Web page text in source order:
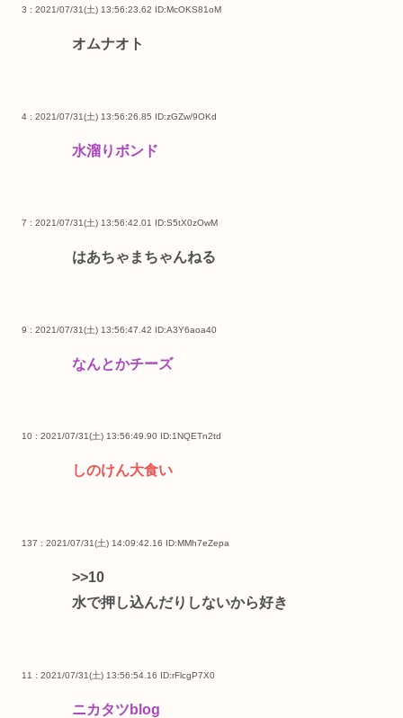
3 : 2021/07/31(土) 13:56:23.62 ID:McOKS81oM
オムナオト
4 : 2021/07/31(土) 13:56:26.85 ID:zGZw/9OKd
水溜りボンド
7 : 2021/07/31(土) 13:56:42.01 ID:S5tX0zOwM
はあちゃまちゃんねる
9 : 2021/07/31(土) 13:56:47.42 ID:A3Y6aoa40
なんとかチーズ
10 : 2021/07/31(土) 13:56:49.90 ID:1NQETn2td
しのけん大食い
137 : 2021/07/31(土) 14:09:42.16 ID:MMh7eZepa
>>10
水で押し込んだりしないから好き
11 : 2021/07/31(土) 13:56:54.16 ID:rFlcgP7X0
ニカタツblog